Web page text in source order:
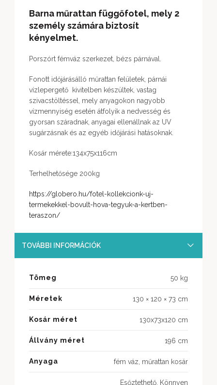
Barna műrattan függőfotel, mely 2
személy számára biztosít
kényelmet.
Porszórt fémváz szerkezet, bézs párnával.
Fonott időjárásálló műrattan felületek, párnái
vízlepergető kivitelben készültek, vastag
szivacstöltéssel, mely anyagokon nagyobb
vízmennyiség esetén átfolyik a nedvesség és
gyorsan száradnak, anyagai ellenállnak az UV
sugárzásnak és az egyéb időjárási hatásoknak.
Kosár mérete:134x75x116cm
Terhelhetősége 200kg
https://globero.hu/fotel-kollekcionk-uj-
termekekkel-bovult-hova-tegyuk-a-kertben-
teraszon/
TOVÁBBI INFORMÁCIÓK
Tömeg 50 kg
Méretek 130 × 120 × 73 cm
Kosár méret 130x73x120 cm
Állvány méret 196 cm
Anyaga fém váz, műrattan kosár
Esőztethető, Könnyen